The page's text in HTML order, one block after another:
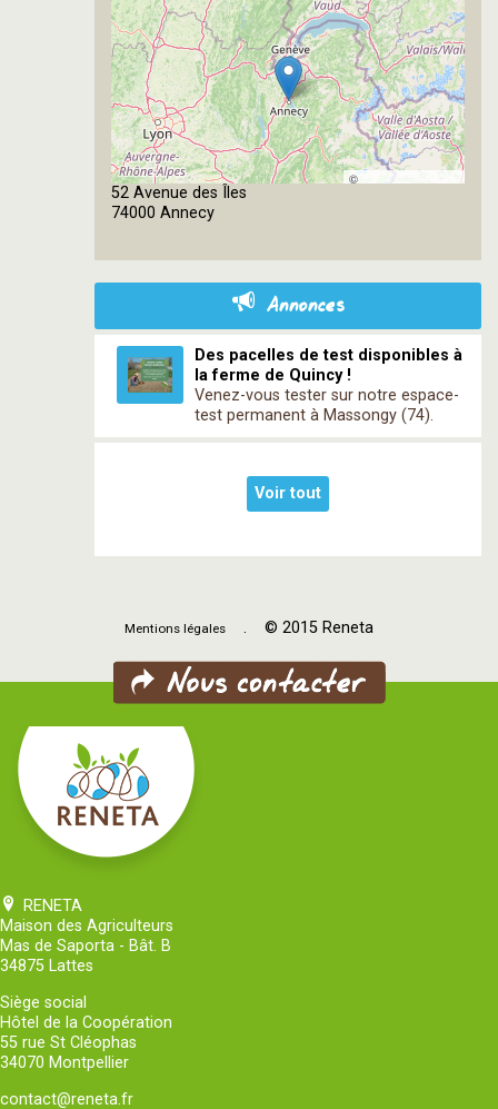
©
52 Avenue des Îles
74000 Annecy
Annonces
Des pacelles de test disponibles à
la ferme de Quincy !
Venez-vous tester sur notre espace-
test permanent à Massongy (74).
Voir tout
Mentions légales . © 2015 Reneta
RENETA
Maison des Agriculteurs
Mas de Saporta - Bât. B
34875 Lattes
Siège social
Hôtel de la Coopération
55 rue St Cléophas
34070 Montpellier
contact@reneta.fr